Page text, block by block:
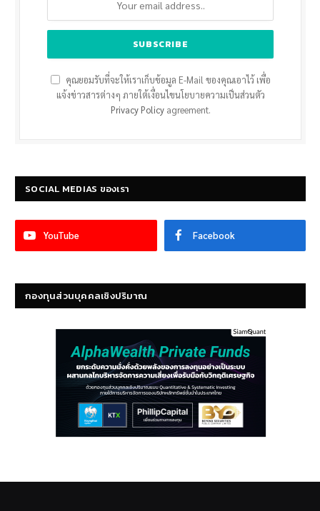
คุณยอมรับที่จะให้เราเก็บข้อมูล E-Mail ของคุณเอาไว้ เพื่อ
แจ้งข่าวสารต่างๆ ภายใต้เงื่อนไขนโยบายความเป็นส่วนตัว
Privacy Policyagreement.
SOCIAL MEDIAS ของเรา
YouTube Facebook
กองทุนส่วนบุคคลเชิงปริมาณ